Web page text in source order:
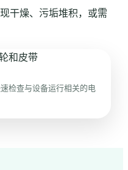
干燥、污垢堆积，或需
检查与设备运行相关的电